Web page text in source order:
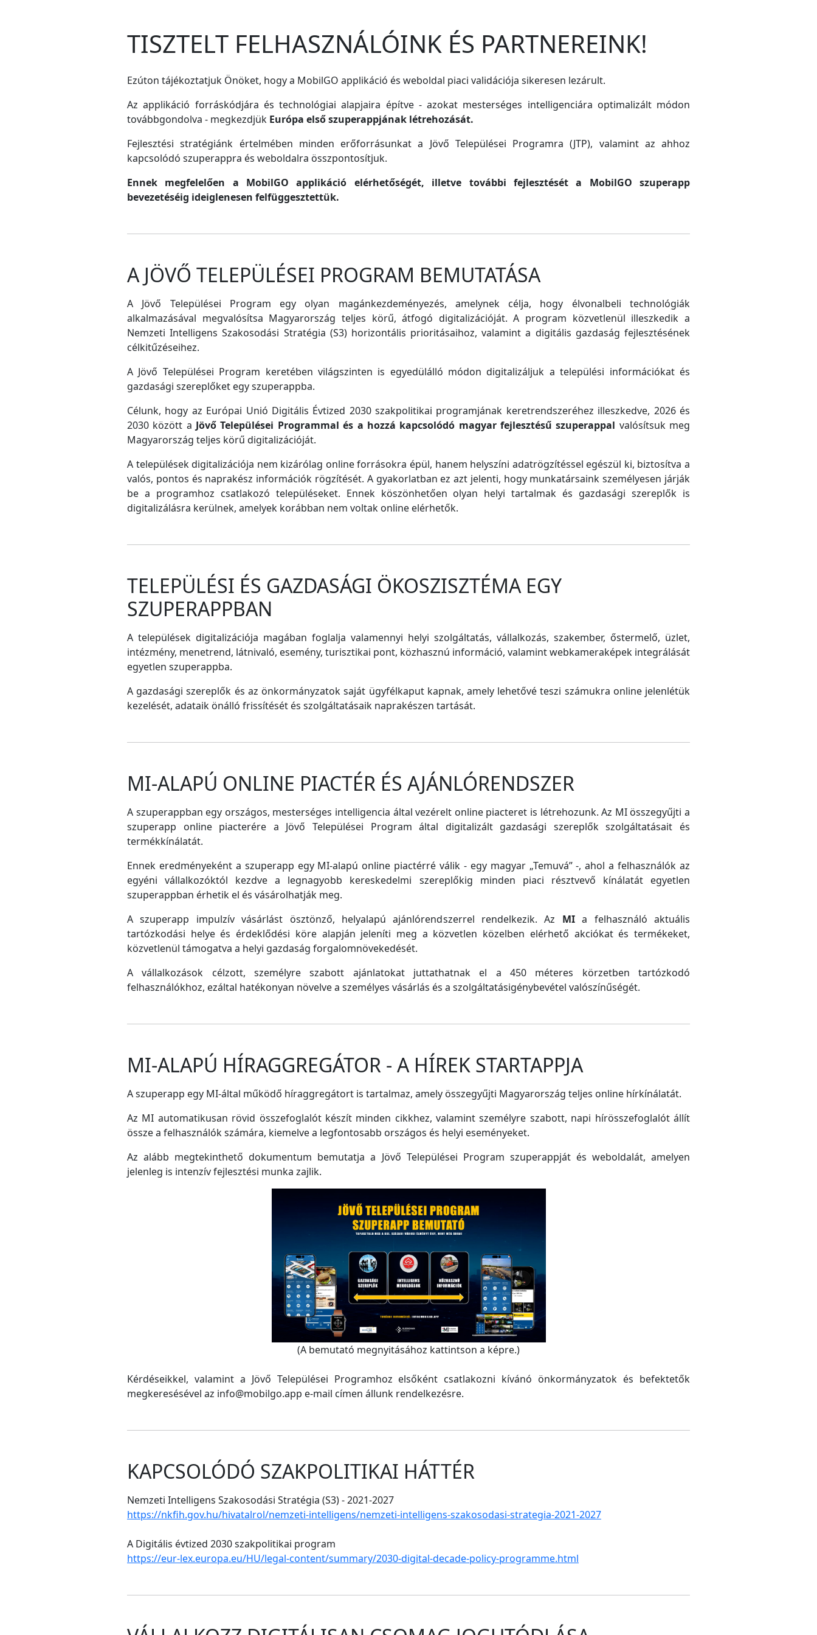
TISZTELT FELHASZNÁLÓINK ÉS PARTNEREINK!
Ezúton tájékoztatjuk Önöket, hogy a MobilGO applikáció és weboldal piaci validációja sikeresen lezárult.
Az applikáció forráskódjára és technológiai alapjaira építve - azokat mesterséges intelligenciára optimalizált módon
továbbgondolva - megkezdjük Európa első szuperappjának létrehozását.
Fejlesztési stratégiánk értelmében minden erőforrásunkat a Jövő Települései Programra (JTP), valamint az ahhoz
kapcsolódó szuperappra és weboldalra összpontosítjuk.
Ennek megfelelően a MobilGO applikáció elérhetőségét, illetve további fejlesztését a MobilGO szuperapp
bevezetéséig ideiglenesen felfüggesztettük.
A JÖVŐ TELEPÜLÉSEI PROGRAM BEMUTATÁSA
A Jövő Települései Program egy olyan magánkezdeményezés, amelynek célja, hogy élvonalbeli technológiák
alkalmazásával megvalósítsa Magyarország teljes körű, átfogó digitalizációját. A program közvetlenül illeszkedik a
Nemzeti Intelligens Szakosodási Stratégia (S3) horizontális prioritásaihoz, valamint a digitális gazdaság fejlesztésének
célkitűzéseihez.
A Jövő Települései Program keretében világszinten is egyedülálló módon digitalizáljuk a települési információkat és
gazdasági szereplőket egy szuperappba.
Célunk, hogy az Európai Unió Digitális Évtized 2030 szakpolitikai programjának keretrendszeréhez illeszkedve, 2026 és
2030 között a Jövő Települései Programmal és a hozzá kapcsolódó magyar fejlesztésű szuperappal valósítsuk meg
Magyarország teljes körű digitalizációját.
A települések digitalizációja nem kizárólag online forrásokra épül, hanem helyszíni adatrögzítéssel egészül ki, biztosítva a
valós, pontos és naprakész információk rögzítését. A gyakorlatban ez azt jelenti, hogy munkatársaink személyesen járják
be a programhoz csatlakozó településeket. Ennek köszönhetően olyan helyi tartalmak és gazdasági szereplők is
digitalizálásra kerülnek, amelyek korábban nem voltak online elérhetők.
TELEPÜLÉSI ÉS GAZDASÁGI ÖKOSZISZTÉMA EGY
SZUPERAPPBAN
A települések digitalizációja magában foglalja valamennyi helyi szolgáltatás, vállalkozás, szakember, őstermelő, üzlet,
intézmény, menetrend, látnivaló, esemény, turisztikai pont, közhasznú információ, valamint webkameraképek integrálását
egyetlen szuperappba.
A gazdasági szereplők és az önkormányzatok saját ügyfélkaput kapnak, amely lehetővé teszi számukra online jelenlétük
kezelését, adataik önálló frissítését és szolgáltatásaik naprakészen tartását.
MI-ALAPÚ ONLINE PIACTÉR ÉS AJÁNLÓRENDSZER
A szuperappban egy országos, mesterséges intelligencia által vezérelt online piacteret is létrehozunk. Az MI összegyűjti a
szuperapp online piacterére a Jövő Települései Program által digitalizált gazdasági szereplők szolgáltatásait és
termékkínálatát.
Ennek eredményeként a szuperapp egy MI-alapú online piactérré válik - egy magyar „Temuvá” -, ahol a felhasználók az
egyéni vállalkozóktól kezdve a legnagyobb kereskedelmi szereplőkig minden piaci résztvevő kínálatát egyetlen
szuperappban érhetik el és vásárolhatják meg.
A szuperapp impulzív vásárlást ösztönző, helyalapú ajánlórendszerrel rendelkezik. Az MIa felhasználó aktuális
tartózkodási helye és érdeklődési köre alapján jeleníti meg a közvetlen közelben elérhető akciókat és termékeket,
közvetlenül támogatva a helyi gazdaság forgalomnövekedését.
A vállalkozások célzott, személyre szabott ajánlatokat juttathatnak el a 450 méteres körzetben tartózkodó
felhasználókhoz, ezáltal hatékonyan növelve a személyes vásárlás és a szolgáltatásigénybevétel valószínűségét.
MI-ALAPÚ HÍRAGGREGÁTOR - A HÍREK STARTAPPJA
A szuperapp egy MI-által működő híraggregátort is tartalmaz, amely összegyűjti Magyarország teljes online hírkínálatát.
Az MI automatikusan rövid összefoglalót készít minden cikkhez, valamint személyre szabott, napi hírösszefoglalót állít
össze a felhasználók számára, kiemelve a legfontosabb országos és helyi eseményeket.
Az alább megtekinthető dokumentum bemutatja a Jövő Települései Program szuperappját és weboldalát, amelyen
jelenleg is intenzív fejlesztési munka zajlik.
(A bemutató megnyitásához kattintson a képre.)
Kérdéseikkel, valamint a Jövő Települései Programhoz elsőként csatlakozni kívánó önkormányzatok és befektetők
megkeresésével az info@mobilgo.app e-mail címen állunk rendelkezésre.
KAPCSOLÓDÓ SZAKPOLITIKAI HÁTTÉR
Nemzeti Intelligens Szakosodási Stratégia (S3) - 2021-2027
https://nkfih.gov.hu/hivatalrol/nemzeti-intelligens/nemzeti-intelligens-szakosodasi-strategia-2021-2027
A Digitális évtized 2030 szakpolitikai program
https://eur-lex.europa.eu/HU/legal-content/summary/2030-digital-decade-policy-programme.html